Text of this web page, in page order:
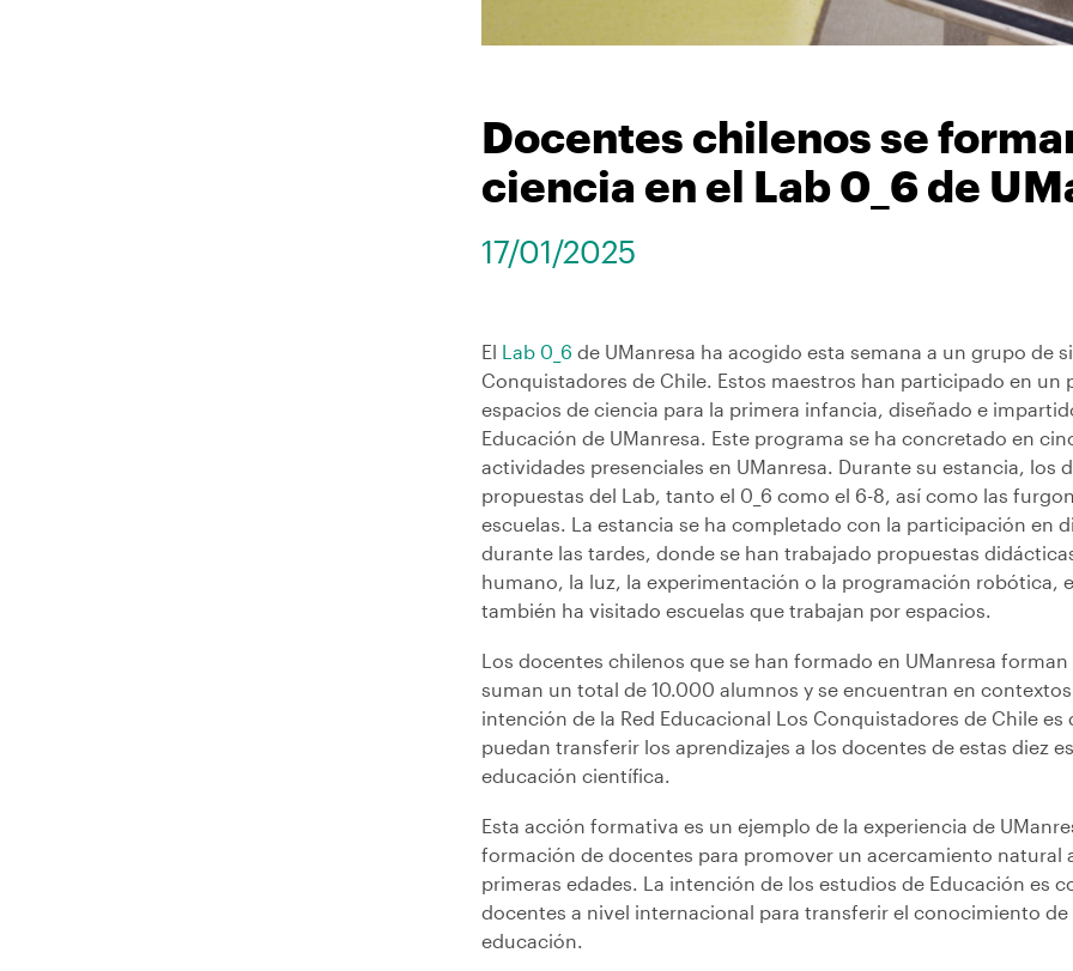
Docentes chilenos se
ciencia en el Lab 0_6 de
17/01/2025
El Lab 0_6 de UManresa ha acogido esta semana a un grupo de
Conquistadores de Chile. Estos maestros han participado en
espacios de ciencia para la primera infancia, diseñado e
Educación de UManresa. Este programa se ha concretado en
actividades presenciales en UManresa. Durante su estancia,
propuestas del Lab, tanto el 0_6 como el 6-8, así como las
escuelas. La estancia se ha completado con la participación en
durante las tardes, donde se han trabajado propuestas
humano, la luz, la experimentación o la programación robótica,
también ha visitado escuelas que trabajan por espacios.
Los docentes chilenos que se han formado en UManresa
suman un total de 10.000 alumnos y se encuentran en
intención de la Red Educacional Los Conquistadores de Chile
puedan transferir los aprendizajes a los docentes de estas diez
educación científica.
Esta acción formativa es un ejemplo de la experiencia de
formación de docentes para promover un acercamiento natural
primeras edades. La intención de los estudios de Educación es
docentes a nivel internacional para transferir el conocimiento
educación.